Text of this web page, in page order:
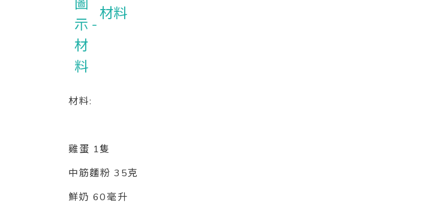
材料
材料:
雞蛋 1隻
中筋麵粉 35克
鮮奶 60毫升